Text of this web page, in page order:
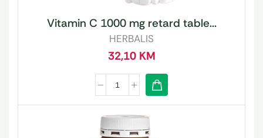
Vitamin C 1000 mg retard table...
HERBALIS
32,10 KM